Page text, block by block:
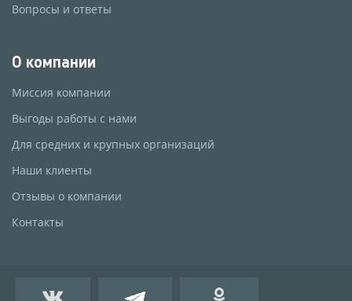
Вопросы и ответы
О компании
Миссия компании
Выгоды работы с нами
Для средних и крупных организаций
Наши клиенты
Отзывы о компании
Контакты